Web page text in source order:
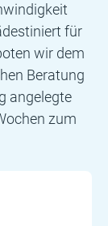
für
wir dem
Beratung
angelegte
zum